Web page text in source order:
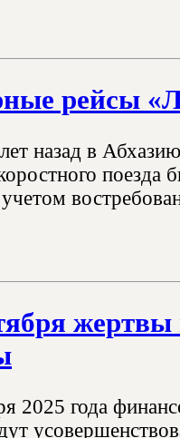
рейсы
назад в
поезда
2025 года